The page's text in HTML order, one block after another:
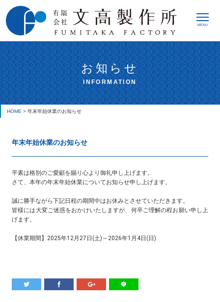
MENU
お知らせ
INFORMATION
HOME > 年末年始休業のお知らせ
年末年始休業のお知らせ
平素は格別のご愛顧を賜り心より御礼申し上げます。
さて、本年の年末年始休業についてお知らせ申し上げます。
誠に勝手ながら下記日程の期間中はお休みとさせていただきます。
皆様には大変ご迷惑をおかけいたしますが、何卒ご理解の程お願い申し上
げます。
【休業期間】2025年12月27日(土)～2026年1月4日(日)